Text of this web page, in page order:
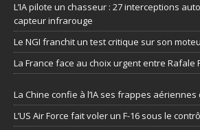
L’IA pilote un chasseur : 27 interceptions
capteur infrarouge
Le NGI franchit un test critique sur son
La France face au choix urgent entre Rafale
La Chine confie à l’IA ses frappes
L’US Air Force fait voler un F-16 sous le